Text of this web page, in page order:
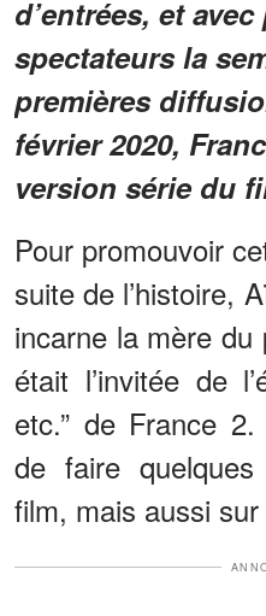
d’entrées, et
spectateurs la
premières
février 2020,
version série du
Pour promouvoir
suite de l’histoire,
incarne la mère
était l’invitée de
etc.” de France 2.
de faire
film, mais aussi